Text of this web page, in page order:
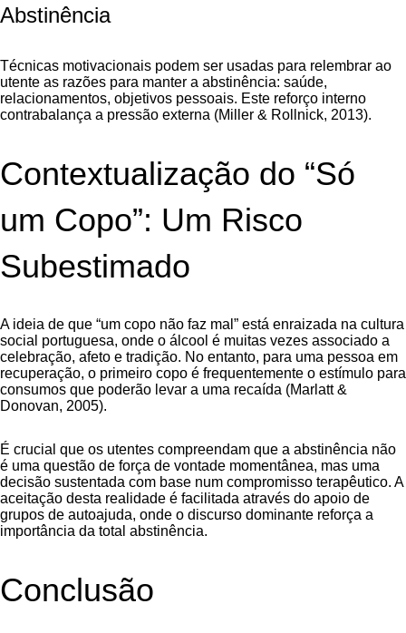
Abstinência
Técnicas motivacionais podem ser usadas para relembrar ao
utente as razões para manter a abstinência: saúde,
relacionamentos, objetivos pessoais. Este reforço interno
contrabalança a pressão externa (Miller & Rollnick, 2013).
Contextualização do “Só
um Copo”: Um Risco
Subestimado
A ideia de que “um copo não faz mal” está enraizada na cultura
social portuguesa, onde o álcool é muitas vezes associado a
celebração, afeto e tradição. No entanto, para uma pessoa em
recuperação, o primeiro copo é frequentemente o estímulo para
consumos que poderão levar a uma recaída (Marlatt &
Donovan, 2005).
É crucial que os utentes compreendam que a abstinência não
é uma questão de força de vontade momentânea, mas uma
decisão sustentada com base num compromisso terapêutico. A
aceitação desta realidade é facilitada através do apoio de
grupos de autoajuda, onde o discurso dominante reforça a
importância da total abstinência.
Conclusão